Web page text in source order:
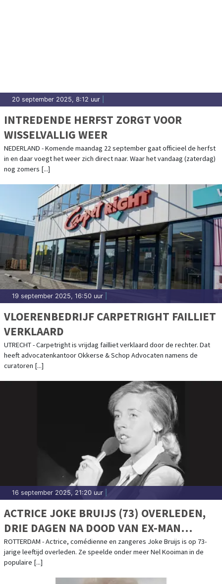
20 september 2025, 8:12 uur
INTREDENDE HERFST ZORGT VOOR
WISSELVALLIG WEER
NEDERLAND - Komende maandag 22 september gaat officieel de herfst
in en daar voegt het weer zich direct naar. Waar het vandaag (zaterdag)
nog zomers [...]
19 september 2025, 16:50 uur
VLOERENBEDRIJF CARPETRIGHT FAILLIET
VERKLAARD
UTRECHT - Carpetright is vrijdag failliet verklaard door de rechter. Dat
heeft advocatenkantoor Okkerse & Schop Advocaten namens de
curatoren [...]
16 september 2025, 21:20 uur
ACTRICE JOKE BRUIJS (73) OVERLEDEN,
DRIE DAGEN NA DOOD VAN EX-MAN
GERARD COX
ROTTERDAM - Actrice, comédienne en zangeres Joke Bruijs is op 73-
jarige leeftijd overleden. Ze speelde onder meer Nel Kooiman in de
populaire [...]